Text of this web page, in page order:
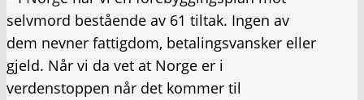
selvmord bestående av 61 tiltak. Ingen av
dem nevner fattigdom, betalingsvansker eller
gjeld. Når vi da vet at Norge er i
verdenstoppen når det kommer til